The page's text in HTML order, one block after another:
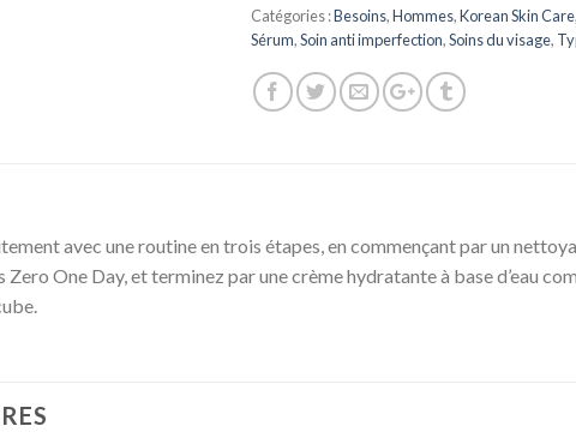
Catégories :Besoins,Hommes,Korean Skin Care
Sérum,Soin anti imperfection,Soins du visage,
avec une routine en trois étapes, en commençant par un
Zero One Day, et terminez par une crème hydratante à base d’eau